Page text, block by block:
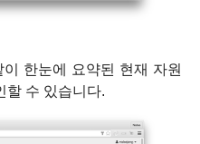
한눈에 요약된 현재 자원
할 수 있습니다.